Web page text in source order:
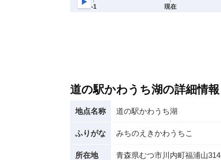
道の駅かわうち湖の詳細情報
地点名称 道の駅かわうち湖
ふりがな みちのえきかわうちこ
所在地 青森県むつ市川内町福浦山314